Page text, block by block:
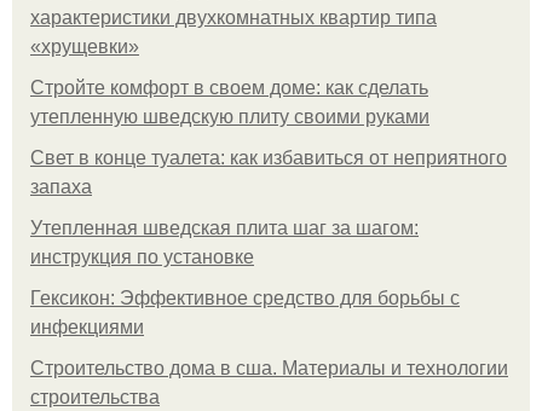
характеристики двухкомнатных квартир типа
«хрущевки»
Стройте комфорт в своем доме: как сделать
утепленную шведскую плиту своими руками
Свет в конце туалета: как избавиться от неприятного
запаха
Утепленная шведская плита шаг за шагом:
инструкция по установке
Гексикон: Эффективное средство для борьбы с
инфекциями
Строительство дома в сша. Материалы и технологии
строительства